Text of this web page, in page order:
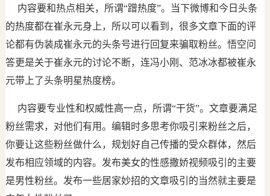
内容要和热点相关，所谓“蹭热度”。当下微博和今日头条
的热度都在崔永元身上，所以可以看到，很多文章下面的评
论都有伪装成崔永元的头条号进行回复来骗取粉丝。悟空问
答更是关于崔永元的讨论不断，连冯小刚、范冰冰都被崔永
元带上了头条明星热度榜。
内容要专业性和权威性高一点，所谓“干货”。文章要满足
粉丝需求，对他们有用。编辑时多思考你吸引来粉丝之后，
你要让这些粉丝做什么，规划好自己传播的受众群体，然后
发布相应领域的内容。发布美女的性感撒娇视频吸引的主要
是男性粉丝。发布一些居家妙招的文章吸引的当然就主要是